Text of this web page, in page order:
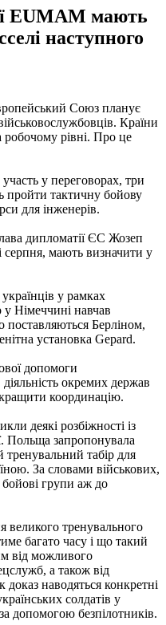
EUMAM мають
наступного
Союз планує
Країни
рівні. Про це
у переговорах, три
пройти тактичну бойову
для інженерів.
дипломатії ЄС Жозеп
серпня, мають визначити у
у рамках
у Німеччині навчав
Берліном,
установка Gepard.
допомоги
окремих держав
координацію.
деякі розбіжності із
Польща запропонувала
табір для
За словами військових,
бойові групи аж до
великого тренувального
багато часу і що такий
від можливого
а також від
наводяться конкретні
солдатів у
допомогою безпілотників.